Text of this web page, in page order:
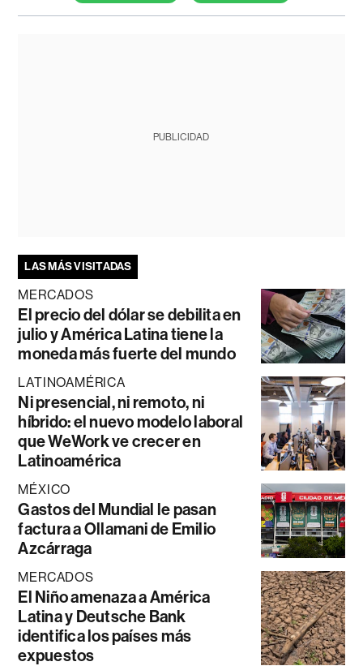
PUBLICIDAD
LAS MÁS VISITADAS
MERCADOS
El precio del dólar se debilita en
julio y América Latina tiene la
moneda más fuerte del mundo
LATINOAMÉRICA
Ni presencial, ni remoto, ni
híbrido: el nuevo modelo laboral
que WeWork ve crecer en
Latinoamérica
MÉXICO
Gastos del Mundial le pasan
factura a Ollamani de Emilio
Azcárraga
MERCADOS
El Niño amenaza a América
Latina y Deutsche Bank
identifica los países más
expuestos